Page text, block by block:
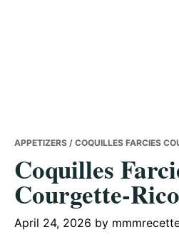
APPETIZERS / COQUILLES FARCIES
Coquilles
Courgette-
April 24, 2026 by